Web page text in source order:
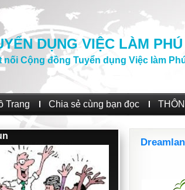
DỤNG VIỆC LÀM
nối Cộng đồng Tuyển dụng Việc làm
Trang Chia sẻ cùng bạn đọc